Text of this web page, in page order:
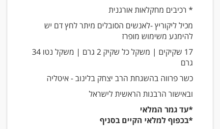
* רכיבים מחקלאות אורגנית
מכיל ליקוריץ -לאנשים הסובלים מיתר לחץ דם יש
להימנע משימוש מופרז
17 שקיקים | משקל כל שקיק 2 גרם | משקל נטו 34
גרם
כשר פרווה בהשגחת הרב יצחק בלינוב - איטליה
ובאישור הרבנות הראשית לישראל
*עד גמר המלאי
*בכפוף למלאי הקיים בסניף